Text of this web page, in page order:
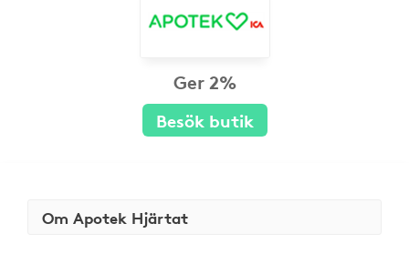
Ger 2%
Besök butik
Om Apotek Hjärtat